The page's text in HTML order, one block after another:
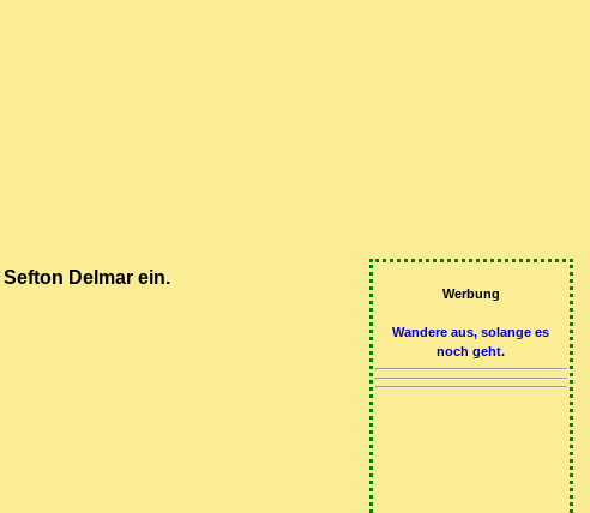
Delmar ein.
Werbung
Wandere aus, solange es
noch geht.